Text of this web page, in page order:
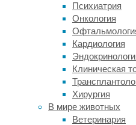
Психиатрия
Онкология
Кардиология
Клиническая
Хирургия
В мире животных
Ветеринария
население
других
континентов.
Засушливость
нередко
оборачивается
пожарами,
которые
превращают